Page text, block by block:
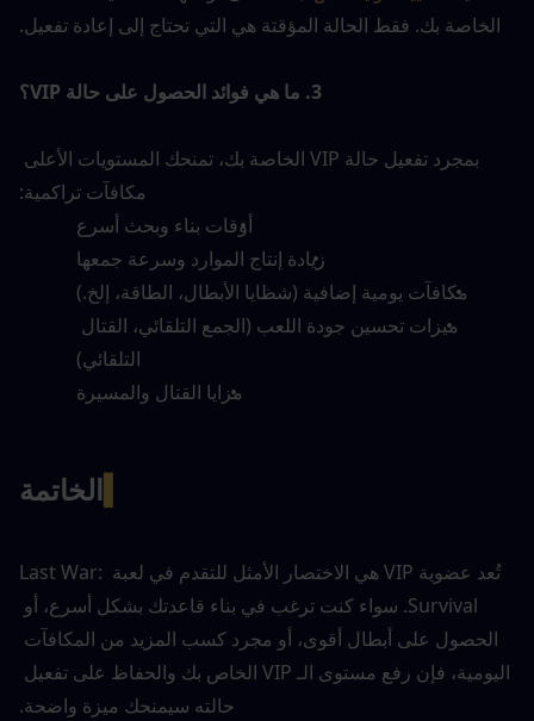
الخاصة بك. فقط الحالة المؤقتة هي التي تحتاج إلى إعادة تفعيل.
3. ما هي فوائد الحصول على حالة VIP؟
مكافآت تراكمية:
أوقات بناء وبحث أسرع
زيادة إنتاج الموارد وسرعة جمعها
مكافآت يومية إضافية (شظايا الأبطال، الطاقة، إلخ.)
التلقائي)
مزايا القتال والمسيرة
الخاتمة
تُعد عضوية VIP هي الاختصار الأمثل للتقدم في لعبة Last War:
حالته سيمنحك ميزة واضحة.